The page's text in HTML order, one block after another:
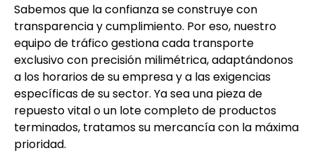
Sabemos que la confianza se construye con
transparencia y cumplimiento. Por eso, nuestro
equipo de tráfico gestiona cada transporte
exclusivo con precisión milimétrica, adaptándonos
a los horarios de su empresa y a las exigencias
específicas de su sector. Ya sea una pieza de
repuesto vital o un lote completo de productos
terminados, tratamos su mercancía con la máxima
prioridad.